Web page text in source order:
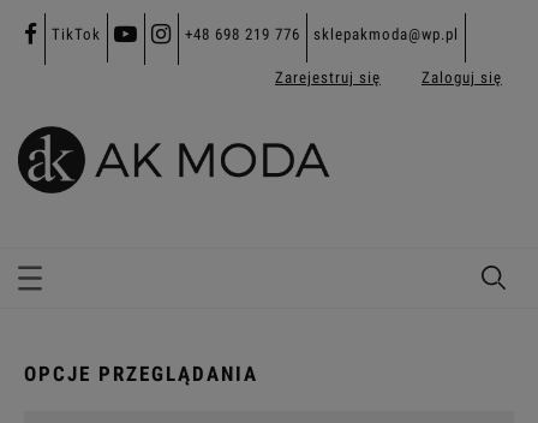
TikTok +48 698 219 776 sklepakmoda@wp.pl
Zarejestruj się Zaloguj się
OPCJE PRZEGLĄDANIA